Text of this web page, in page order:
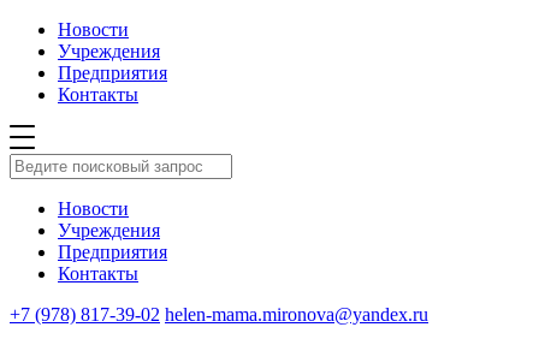
Новости
Учреждения
Предприятия
Контакты
Новости
Учреждения
Предприятия
Контакты
+7 (978) 817-39-02 helen-mama.mironova@yandex.ru